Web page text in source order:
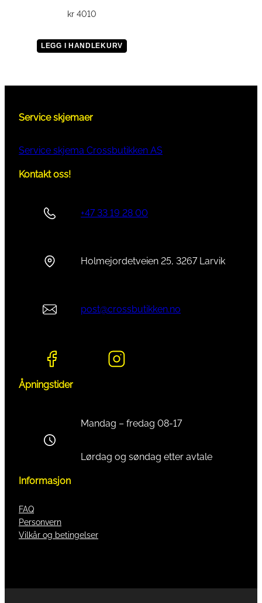
kr 4010
LEGG I HANDLEKURV
Service skjemaer
Service skjema Crossbutikken AS
Kontakt oss!
+47 33 19 28 00
Holmejordetveien 25, 3267 Larvik
post@crossbutikken.no
Åpningstider
Mandag – fredag 08-17
Lørdag og søndag etter avtale
Informasjon
FAQ
Personvern
Vilkår og betingelser